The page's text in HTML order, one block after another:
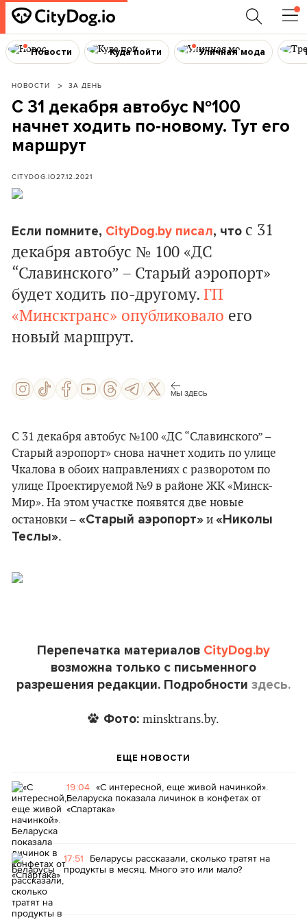
Новости Куда пойти Уличная мода
НОВОСТИ ЗА ДЕНЬ
С 31 декабря автобус №100
начнет ходить по-новому. Тут его
маршрут
CITYDOG.IO27.12.2021
Если помните, CityDog.by писал, что с 31
декабря автобус № 100 «ДС
“Славинского” – Старый аэропорт»
будет ходить по-другому. ГП
«Минсктранс» опубликовало его
новый маршрут.
МЫ ЗДЕСЬ
С 31 декабря автобус №100 «ДС “Славинского” –
Старый аэропорт» снова начнет ходить по улице
Чкалова в обоих направлениях с разворотом по
улице Проектируемой №9 в районе ЖК «Минск-
Мир». На этом участке появятся две новые
остановки – «Старый аэропорт» и «Николы
Теслы».
Перепечатка материалов CityDog.by
возможна только с письменного
разрешения редакции. Подробности здесь.
Фото: minsktrans.by.
ЕЩЕ НОВОСТИ
19:04 «С интересной, еще живой начинкой».
Беларуска показала личинок в конфетах от
«Спартака»
17:51 Беларусы рассказали, сколько тратят на
продукты в месяц. Много это или мало?